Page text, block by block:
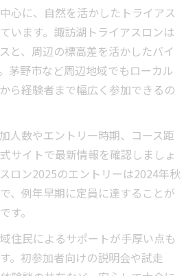
のコース攻略ポイント解説
イク・ラン別装備の選び方
る諏訪湖大会装備の工夫
敗しないための装備選び
た装備準備チェックリスト
ロン大会装備準備の完全チェッ
見直すべき持ち物と装備
トを使った装備準備のポイン
すすめの装備準備方法
イアスロンの装備忘れ防止策
心に、自然を活かしたトライアス
います。諏訪湖トライアスロンは
と、周辺の標高差を活かしたバイ
茅野市など周辺地域でもローカル
ら経験者まで幅広く参加できるの
人数やエントリー時期、コース距
サイトで最新情報を確認しましょ
ロン2025のエントリーは2024年秋
、例年早期に定員に達することが
す。
住民によるサポートが手厚い点も
。初参加者向けの説明会や試走